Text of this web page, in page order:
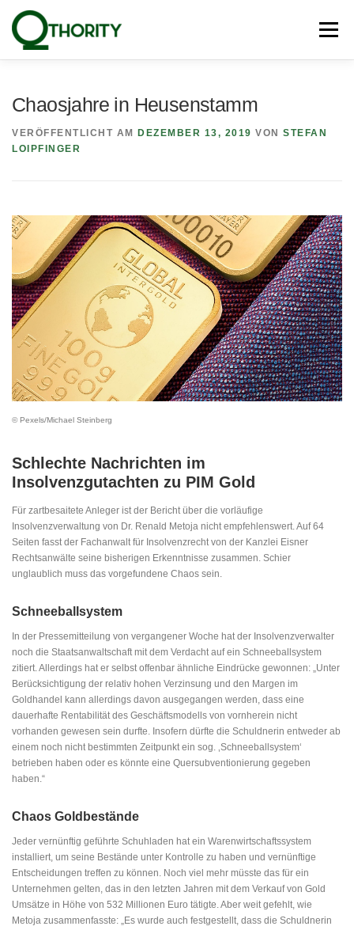
Inhalt
springen
Menü
PRESSE
Chaosjahre in Heusenstamm
VERÖFFENTLICHT AM DEZEMBER 13, 2019 VON STEFAN
LOIPFINGER
© Pexels/Michael Steinberg
Schlechte Nachrichten im
Insolvenzgutachten zu PIM Gold
Für zartbesaitete Anleger ist der Bericht über die vorläufige
Insolvenzverwaltung von Dr. Renald Metoja nicht empfehlenswert. Auf 64
Seiten fasst der Fachanwalt für Insolvenzrecht von der Kanzlei Eisner
Rechtsanwälte seine bisherigen Erkenntnisse zusammen. Schier
unglaublich muss das vorgefundene Chaos sein.
Schneeballsystem
In der Pressemitteilung von vergangener Woche hat der Insolvenzverwalter
noch die Staatsanwaltschaft mit dem Verdacht auf ein Schneeballsystem
zitiert. Allerdings hat er selbst offenbar ähnliche Eindrücke gewonnen: „Unter
Berücksichtigung der relativ hohen Verzinsung und den Margen im
Goldhandel kann allerdings davon ausgegangen werden, dass eine
dauerhafte Rentabilität des Geschäftsmodells von vornherein nicht
vorhanden gewesen sein durfte. Insofern dürfte die Schuldnerin entweder ab
einem noch nicht bestimmten Zeitpunkt ein sog. ‚Schneeballsystem‘
betrieben haben oder es könnte eine Quersubventionierung gegeben
haben.“
Chaos Goldbestände
Jeder vernünftig geführte Schuhladen hat ein Warenwirtschaftssystem
installiert, um seine Bestände unter Kontrolle zu haben und vernünftige
Entscheidungen treffen zu können. Noch viel mehr müsste das für ein
Unternehmen gelten, das in den letzten Jahren mit dem Verkauf von Gold
Umsätze in Höhe von 532 Millionen Euro tätigte. Aber weit gefehlt, wie
Metoja zusammenfasste: „Es wurde auch festgestellt, dass die Schuldnerin